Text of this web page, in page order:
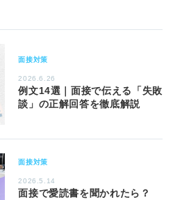
面接対策
2026.6.26
例文14選｜面接で伝える「失敗
談」の正解回答を徹底解説
面接対策
2026.5.14
面接で愛読書を聞かれたら？